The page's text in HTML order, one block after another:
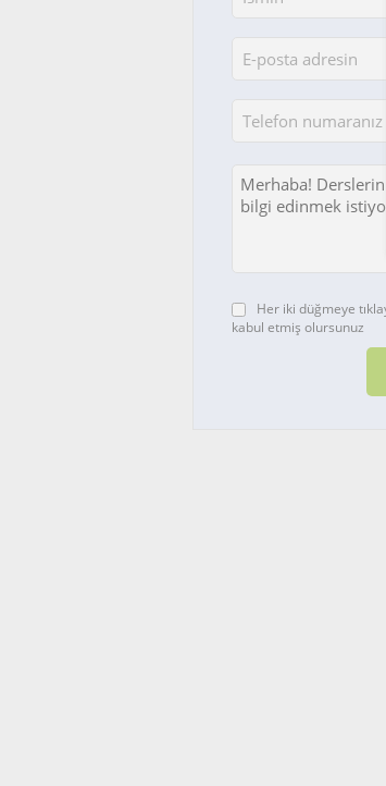
Her iki düğmeye
kabul etmiş olursunuz